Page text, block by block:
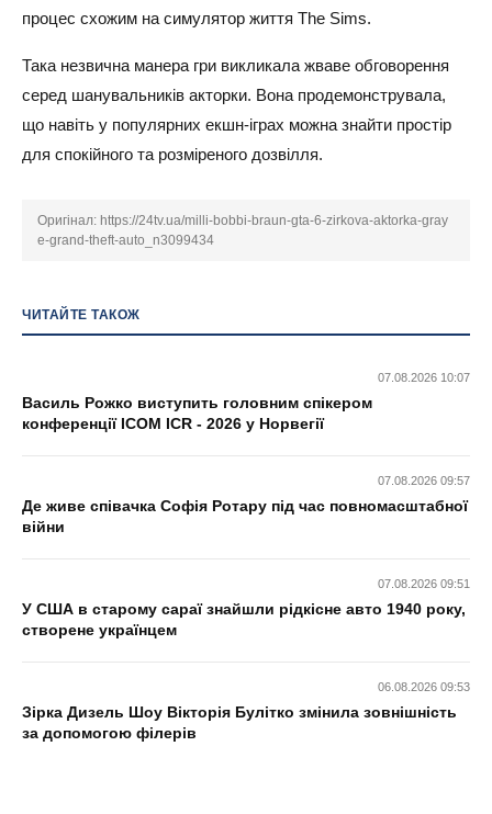
процес схожим на симулятор життя The Sims.
Така незвична манера гри викликала жваве обговорення
серед шанувальників акторки. Вона продемонструвала,
що навіть у популярних екшн-іграх можна знайти простір
для спокійного та розміреного дозвілля.
Оригінал: https://24tv.ua/milli-bobbi-braun-gta-6-zirkova-aktorka-gray
e-grand-theft-auto_n3099434
ЧИТАЙТЕ ТАКОЖ
07.08.2026 10:07
Василь Рожко виступить головним спікером
конференції ICOM ICR - 2026 у Норвегії
07.08.2026 09:57
Де живе співачка Софія Ротару під час повномасштабної
війни
07.08.2026 09:51
У США в старому сараї знайшли рідкісне авто 1940 року,
створене українцем
06.08.2026 09:53
Зірка Дизель Шоу Вікторія Булітко змінила зовнішність
за допомогою філерів